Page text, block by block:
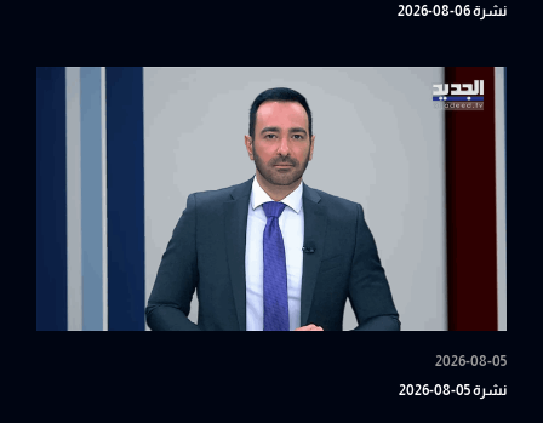
نشرة 06-08-2026
2026-08-05
نشرة 05-08-2026